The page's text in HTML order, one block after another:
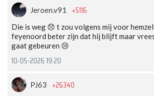
Jeroen.v91 +5116
Die is weg 😞 t zou volgens mij voor
feyenoord beter zijn dat hij blijft maar
gaat gebeuren 😢
10-05-2026 19:20
PJ63 +26340